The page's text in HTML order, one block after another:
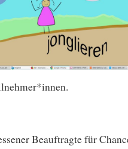
Beauftragte für